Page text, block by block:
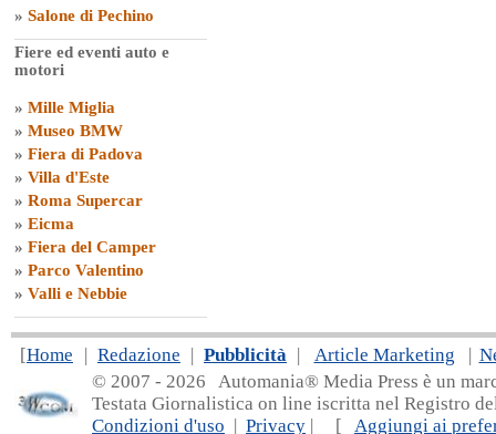
» Salone di Pechino
Fiere ed eventi auto e
motori
» Mille Miglia
» Museo BMW
» Fiera di Padova
» Villa d'Este
» Roma Supercar
» Eicma
» Fiera del Camper
» Parco Valentino
» Valli e Nebbie
[Home | Redazione | Pubblicità | Article Marketing |
© 2007 - 2026 Automania® Media Press è un
Testata Giornalistica on line iscritta nel Registro
Condizioni d'uso | Privacy | [ Aggiungi ai